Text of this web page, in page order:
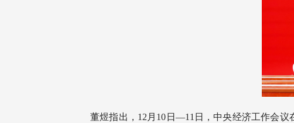
董煜指出，12月10日—11日，中央经济工作会议